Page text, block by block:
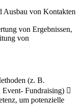
Ausbau von Kontakten
von Ergebnissen,
von
(z. B.
Fundraising) 
um potenzielle